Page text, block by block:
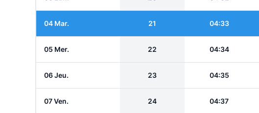
04 Mar. 21 04:33
05 Mer. 22 04:34
06 Jeu. 23 04:35
07 Ven. 24 04:37